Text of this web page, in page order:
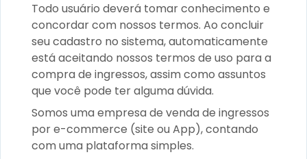
Todo usuário deverá tomar conhecimento e
concordar com nossos termos. Ao concluir
seu cadastro no sistema, automaticamente
está aceitando nossos termos de uso para a
compra de ingressos, assim como assuntos
que você pode ter alguma dúvida.
Somos uma empresa de venda de ingressos
por e-commerce (site ou App), contando
com uma plataforma simples.